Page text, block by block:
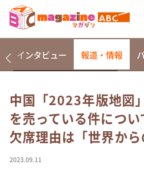
なるみ・岡村の過ぎるTV
相席食堂
これ余談なんですけど・・・
インタビュー 報道・情報
中国「2023年版地図
を売っている件につ
欠席理由は「世界から
2023.09.11